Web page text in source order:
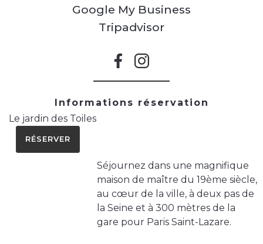
Google My Business
Tripadvisor
Informations réservation
Le jardin des Toiles
RÉSERVER
Séjournez dans une magnifique
maison de maître du 19ème siècle,
au cœur de la ville, à deux pas de
la Seine et à 300 mètres de la
gare pour Paris Saint-Lazare.